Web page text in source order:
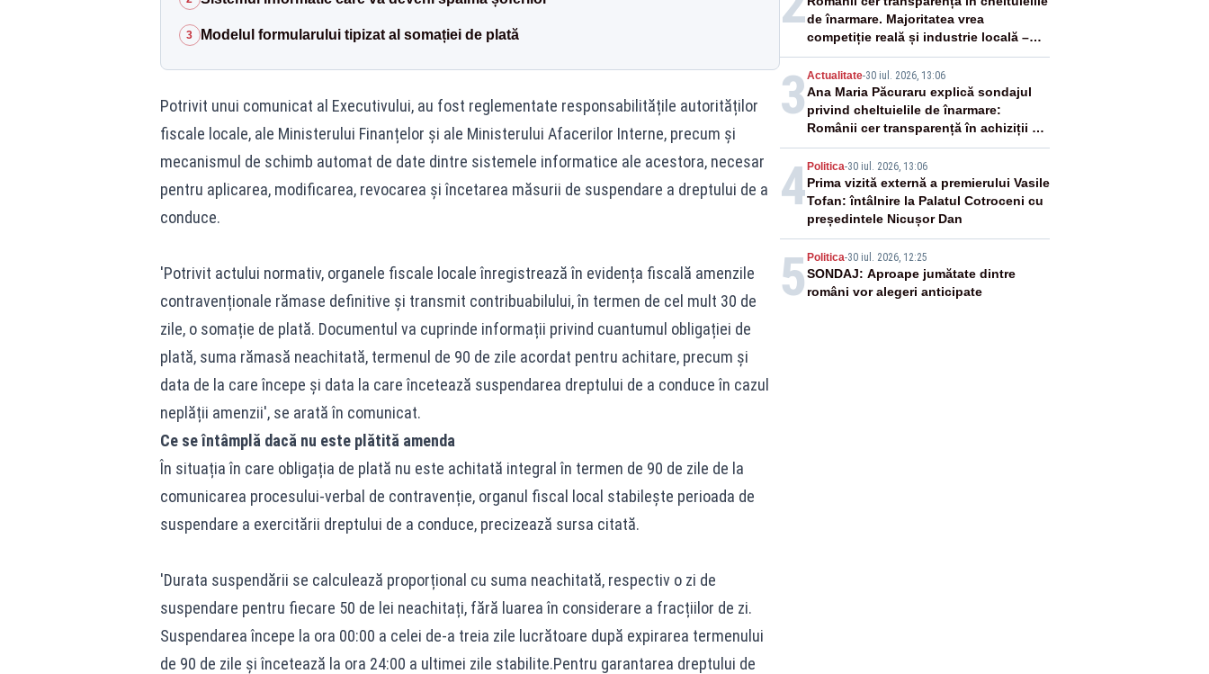
3 Modelul formularului tipizat al somației de plată
Potrivit unui comunicat al Executivului, au fost reglementate responsabilitățile autorităților
fiscale locale, ale Ministerului Finanțelor și ale Ministerului Afacerilor Interne, precum și
mecanismul de schimb automat de date dintre sistemele informatice ale acestora, necesar
pentru aplicarea, modificarea, revocarea și încetarea măsurii de suspendare a dreptului de a
conduce.
'Potrivit actului normativ, organele fiscale locale înregistrează în evidența fiscală amenzile
contravenționale rămase definitive și transmit contribuabilului, în termen de cel mult 30 de
zile, o somație de plată. Documentul va cuprinde informații privind cuantumul obligației de
plată, suma rămasă neachitată, termenul de 90 de zile acordat pentru achitare, precum și
data de la care începe și data la care încetează suspendarea dreptului de a conduce în cazul
neplății amenzii', se arată în comunicat.
Ce se întâmplă dacă nu este plătită amenda
În situația în care obligația de plată nu este achitată integral în termen de 90 de zile de la
comunicarea procesului-verbal de contravenție, organul fiscal local stabilește perioada de
suspendare a exercitării dreptului de a conduce, precizează sursa citată.
'Durata suspendării se calculează proporțional cu suma neachitată, respectiv o zi de
suspendare pentru fiecare 50 de lei neachitați, fără luarea în considerare a fracțiilor de zi.
Suspendarea începe la ora 00:00 a celei de-a treia zile lucrătoare după expirarea termenului
de 90 de zile și încetează la ora 24:00 a ultimei zile stabilite.Pentru garantarea dreptului de
de înarmare. Majoritatea vrea
competiție reală și industrie locală –
SONDAJ
3 Actualitate-30 iul. 2026, 13:06
Ana Maria Păcuraru explică sondajul
privind cheltuielile de înarmare:
Românii cer transparență în achiziții și
un echilibru între partenerii externi
4Politica-30 iul. 2026, 13:06
Prima vizită externă a premierului Vasile
Tofan: întâlnire la Palatul Cotroceni cu
președintele Nicușor Dan
5 Politica-30 iul. 2026, 12:25
SONDAJ: Aproape jumătate dintre
români vor alegeri anticipate